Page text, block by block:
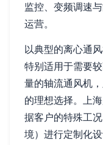
监控、变频调速
运营。
以典型的离心通
特别适用于需要
量的轴流通风机
的理想选择。上
据客户的特殊工
境）进行定制化